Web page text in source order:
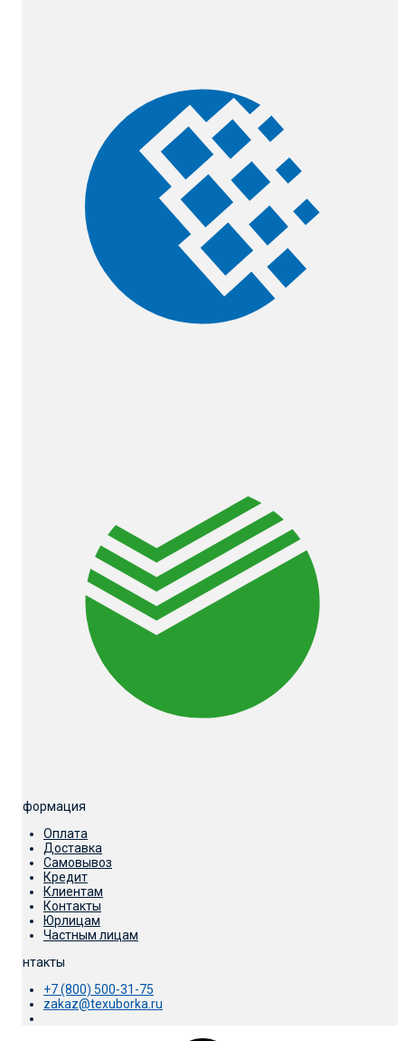
Информация
Оплата
Доставка
Самовывоз
Кредит
Клиентам
Контакты
Юрлицам
Частным лицам
Контакты
+7 (800) 500-31-75
zakaz@texuborka.ru